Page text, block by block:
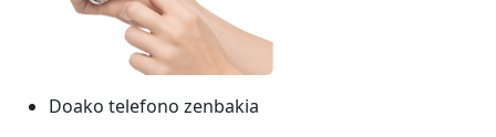
Doako telefono zenbakia